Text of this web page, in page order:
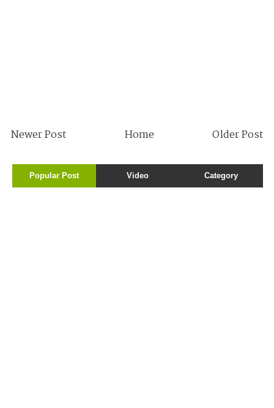
Newer Post Older Post
Home
Popular Post Video Category